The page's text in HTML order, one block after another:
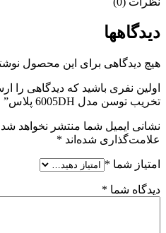
دیدگاهها
هیچ دیدگاهی برای این محصول
اولین نفری باشید که دیدگاهی
تخریب توسن مدل 6005DH پلاس”
نشانی ایمیل شما منتشر نخواهد
علامت‌گذاری شده‌اند *
امتیاز شما *
دیدگاه شما *